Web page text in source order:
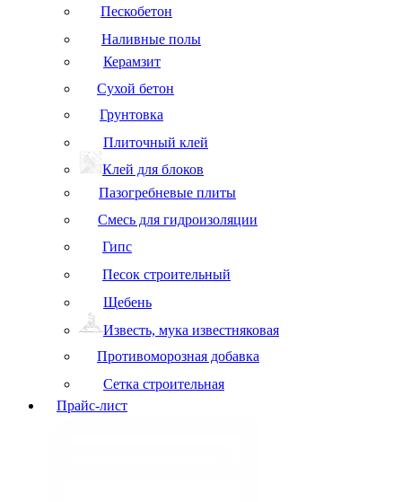
Пескобетон
Наливные полы
Керамзит
Сухой бетон
Грунтовка
Плиточный клей
Клей для блоков
Пазогребневые плиты
Смесь для гидроизоляции
Гипс
Песок строительный
Щебень
Известь, мука известняковая
Противоморозная добавка
Сетка строительная
Прайс-лист